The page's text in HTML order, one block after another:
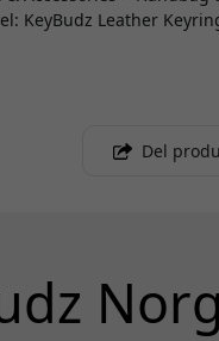
KeyBudz Leather
Del